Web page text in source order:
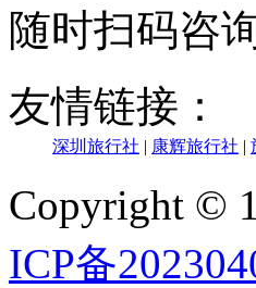
随时扫码咨
友情链接：
深圳旅行社 | 康辉旅行社 |
Copyright ©
ICP备